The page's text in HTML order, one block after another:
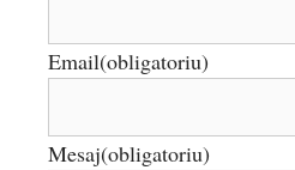
Email(obligatoriu)
Mesaj(obligatoriu)